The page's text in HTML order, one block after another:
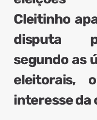
Cleitinho
disputa
segundo as
eleitorais,
interesse da